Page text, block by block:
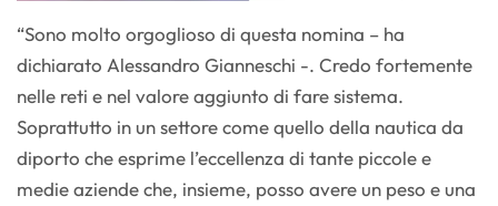
“Sono molto orgoglioso di questa nomina – ha
dichiarato Alessandro Gianneschi -. Credo fortemente
nelle reti e nel valore aggiunto di fare sistema.
Soprattutto in un settore come quello della nautica da
diporto che esprime l’eccellenza di tante piccole e
medie aziende che, insieme, posso avere un peso e una